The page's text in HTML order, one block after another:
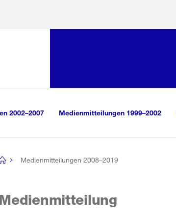
2002–2007 Medienmitteilungen 1999–2002
Medienmitteilungen 2008–2019